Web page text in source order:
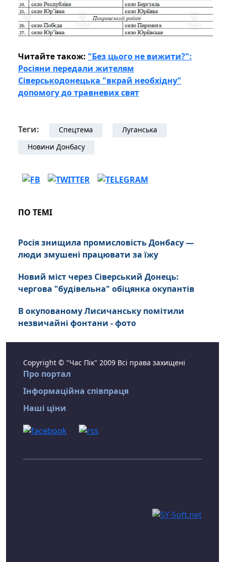
Читайте також: "Без цього не вижити?":
Росіяни передали жителям
Сіверськодонецька "вкрай необхідну"
допомогу до травневих свят
Теги: Спецтема
Луганська
Новини Донбасу
ПО ТЕМІ
Росія знищила промисловість Донбасу —
люди змушені працювати за їжу
Новий міст через Сіверський Донець:
чергова "будівельна" обіцянка окупантів
В окупованому Лисичанську помітили
незвичайні фонтани - фото
Copyright © "Час Пік" 2009 Всі права захищені
Про портал
Інформаційна співпраця
Наші ціни